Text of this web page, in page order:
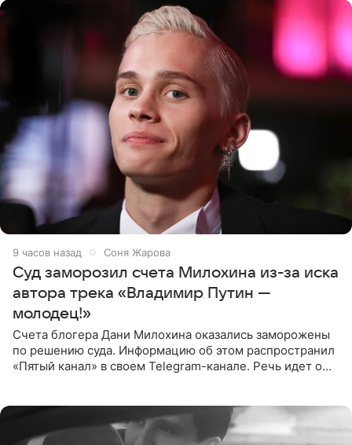
9 часов назад Соня Жарова
Суд заморозил счета Милохина из-за иска
автора трека «Владимир Путин —
молодец!»
Счета блогера Дани Милохина оказались заморожены
по решению суда. Информацию об этом распространил
«Пятый канал» в своем Telegram-канале. Речь идет о